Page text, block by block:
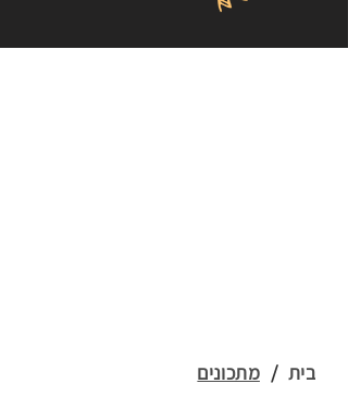
בית / מתכונים